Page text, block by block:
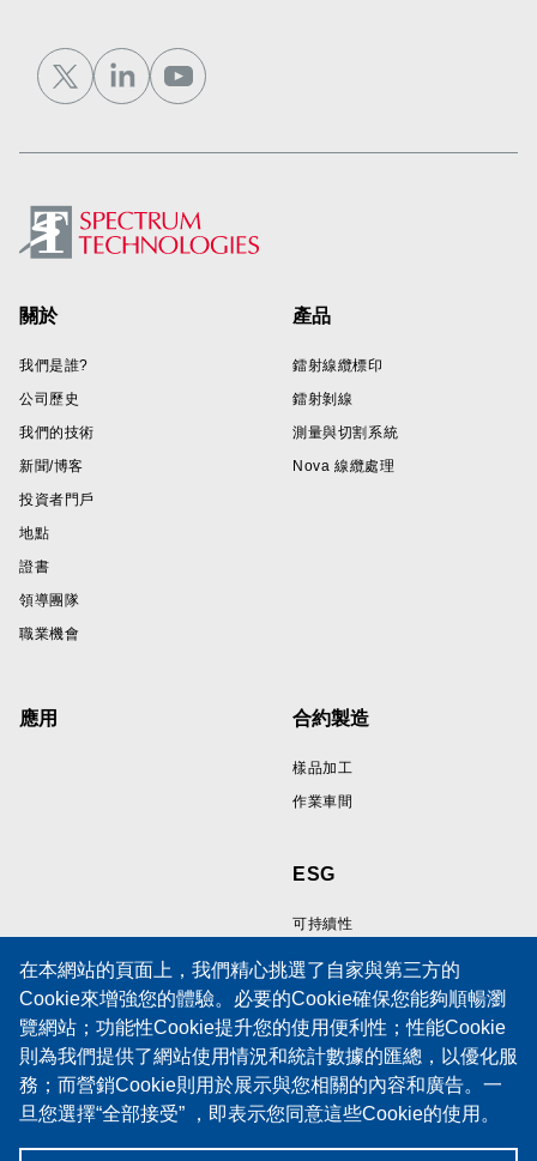
在本網站的頁面上，我們精心挑選了自家與第三方的
Cookie來增強您的體驗。必要的Cookie確保您能夠順暢瀏
覽網站；功能性Cookie提升您的使用便利性；性能Cookie
則為我們提供了網站使用情況和統計數據的匯總，以優化服
務；而營銷Cookie則用於展示與您相關的內容和廣告。一
旦您選擇“全部接受” ，即表示您同意這些Cookie的使用。
Footer
關於
我們是誰?
公司歷史
我們的技術
新聞/博客
投資者門戶
地點
證書
領導團隊
職業機會
產品
鐳射線纜標印
鐳射剝線
測量與切割系統
Nova 線纜處理
應用 合約製造
樣品加工
作業車間
ESG
可持續性
資源
線纜樣品展示區
技術論文
政策
支持
技術支援
培訓
服務請求表